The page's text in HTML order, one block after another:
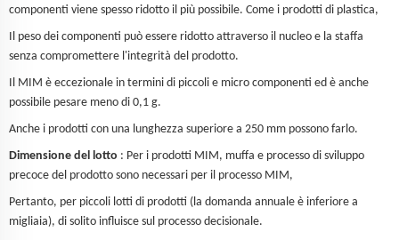
componenti viene spesso ridotto il più possibile. Come i prodotti di plastica,
Il peso dei componenti può essere ridotto attraverso il nucleo e la staffa
senza compromettere l'integrità del prodotto.
Il MIM è eccezionale in termini di piccoli e micro componenti ed è anche
possibile pesare meno di 0,1 g.
Anche i prodotti con una lunghezza superiore a 250 mm possono farlo.
Dimensione del lotto : Per i prodotti MIM, muffa e processo di sviluppo
precoce del prodotto sono necessari per il processo MIM,
Pertanto, per piccoli lotti di prodotti (la domanda annuale è inferiore a
migliaia), di solito influisce sul processo decisionale.